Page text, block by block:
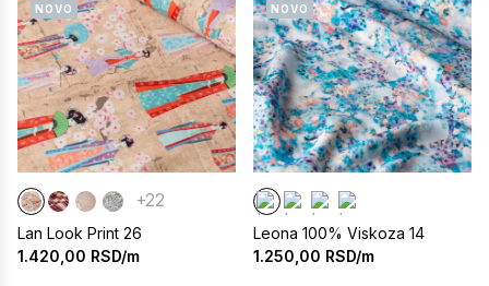
NOVO
+22
Lan Look Print 26
1.420,00 RSD/m
NOVO
Leona 100% Viskoza 14
1.250,00 RSD/m